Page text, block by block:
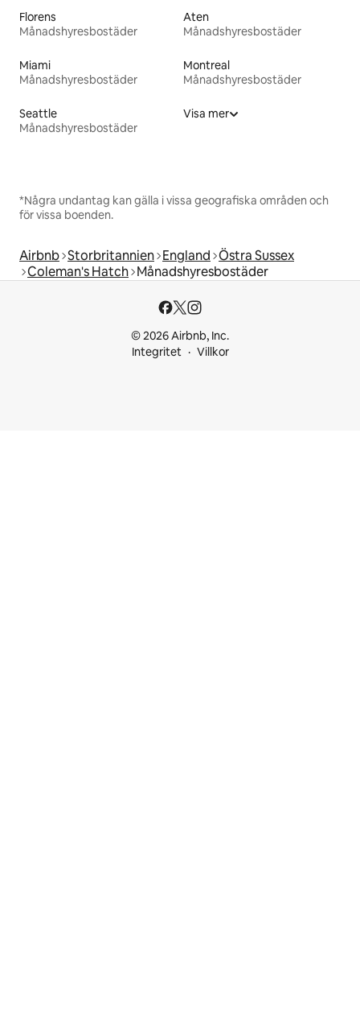
Florens
Månadshyresbostäder
Aten
Månadshyresbostäder
Miami
Månadshyresbostäder
Montreal
Månadshyresbostäder
Seattle
Månadshyresbostäder
Visa mer
*Några undantag kan gälla i vissa geografiska områden och
för vissa boenden.
Airbnb Storbritannien England Östra Sussex
Coleman's Hatch Månadshyresbostäder
© 2026 Airbnb, Inc.
Integritet
Villkor